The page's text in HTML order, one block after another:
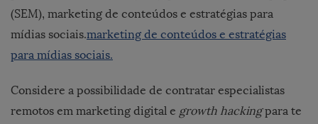
(SEM), marketing de conteúdos e estratégias para
mídias sociais.marketing de conteúdos e estratégias
para mídias sociais.
Considere a possibilidade de contratar especialistas
remotos em marketing digital e growth hackingpara te